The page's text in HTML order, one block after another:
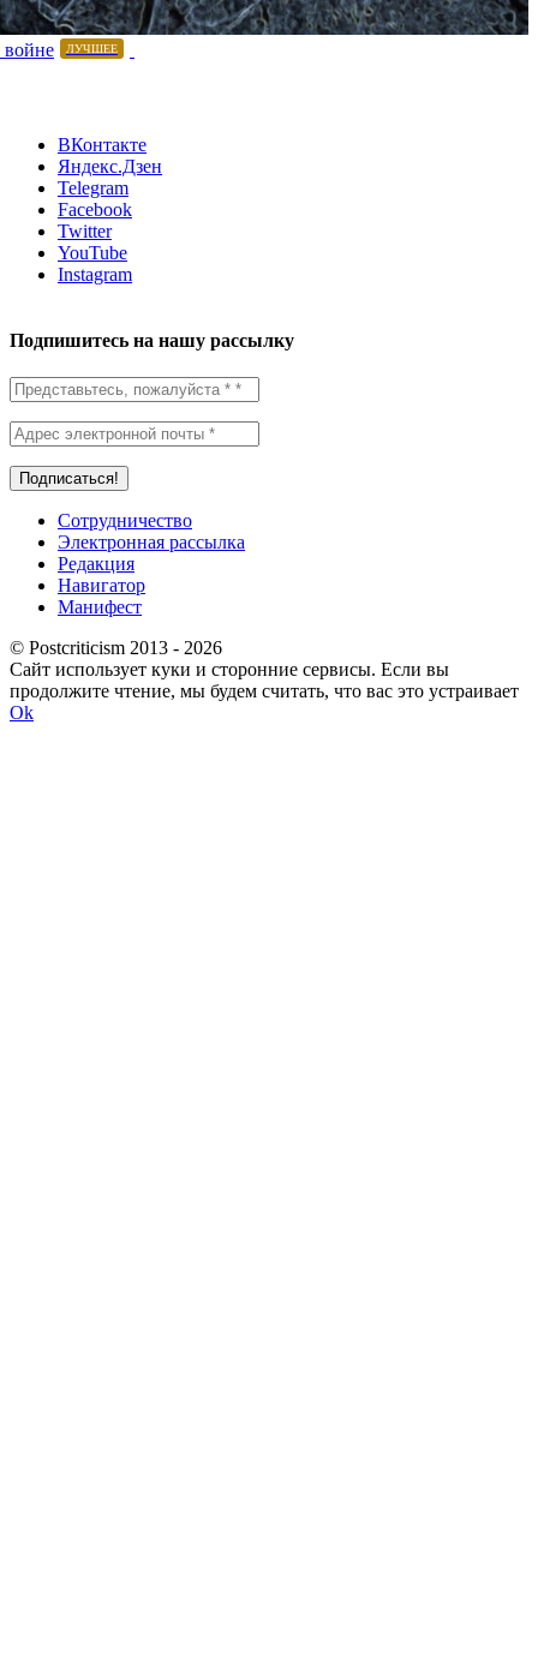
ЛУЧШЕЕ
ВКонтакте
Яндекс.Дзен
Telegram
Facebook
Twitter
YouTube
Instagram
Подпишитесь на нашу рассылку
Сотрудничество
Электронная рассылка
Редакция
Навигатор
Манифест
© Postcriticism 2013 - 2026
Сайт использует куки и сторонние сервисы. Если вы
продолжите чтение, мы будем считать, что вас это устраивает
Ok